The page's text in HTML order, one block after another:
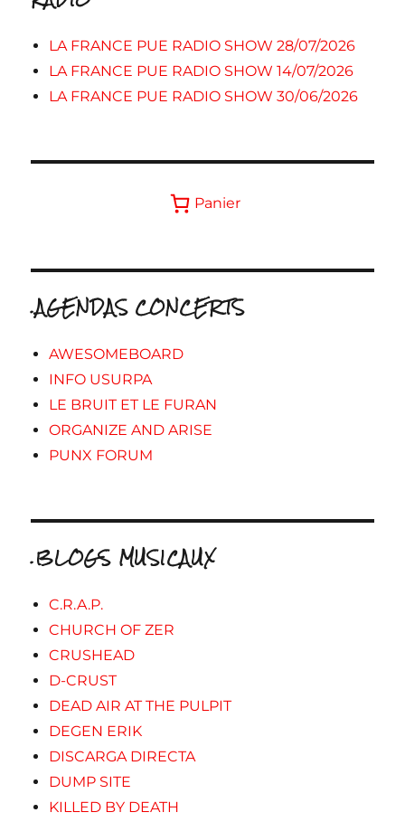
LA FRANCE PUE RADIO SHOW 28/07/2026
LA FRANCE PUE RADIO SHOW 14/07/2026
LA FRANCE PUE RADIO SHOW 30/06/2026
Panier
.AGENDAS CONCERTS
AWESOMEBOARD
INFO USURPA
LE BRUIT ET LE FURAN
ORGANIZE AND ARISE
PUNX FORUM
.BLOGS MUSICAUX
C.R.A.P.
CHURCH OF ZER
CRUSHEAD
D-CRUST
DEAD AIR AT THE PULPIT
DEGEN ERIK
DISCARGA DIRECTA
DUMP SITE
KILLED BY DEATH